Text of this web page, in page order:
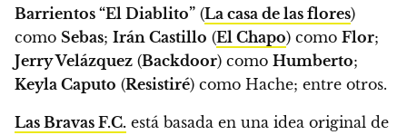
Barrientos “El Diablito” (La casa de las flores)
como Sebas; Irán Castillo (El Chapo) como Flor;
Jerry Velázquez (Backdoor) como Humberto;
Keyla Caputo (Resistiré) como Hache; entre otros.
Las Bravas F.C. está basada en una idea original de